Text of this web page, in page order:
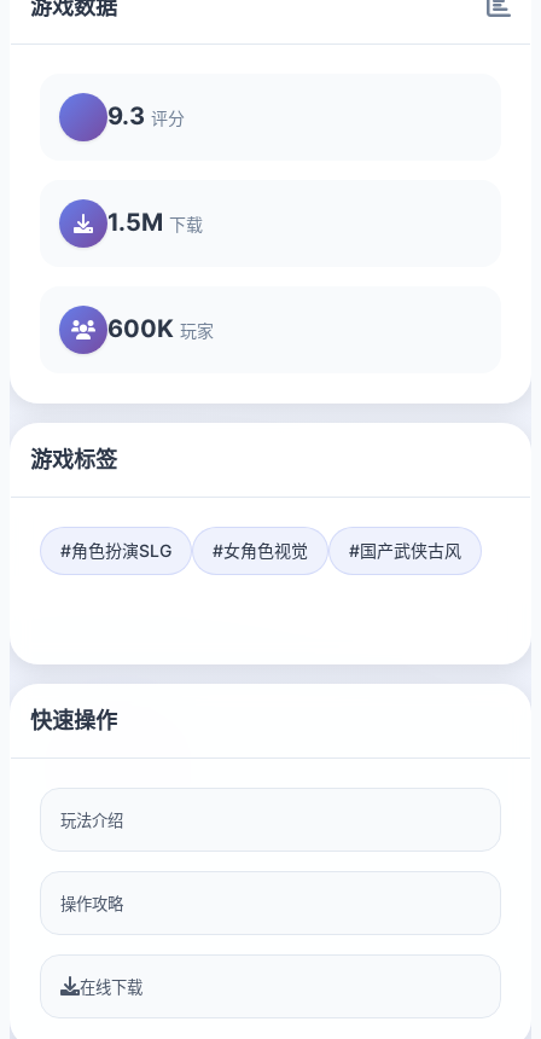
游戏数据
9.3 评分
1.5M 下载
600K 玩家
游戏标签
#角色扮演SLG #女角色视觉 #国产武侠古风
快速操作
玩法介绍
操作攻略
在线下载